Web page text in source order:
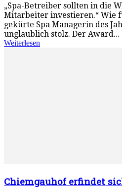
„Spa-Betreiber sollten in die
Mitarbeiter investieren.“ Wie
gekürte Spa Managerin des
unglaublich stolz. Der Award...
Weiterlesen
Chiemgauhof erfindet